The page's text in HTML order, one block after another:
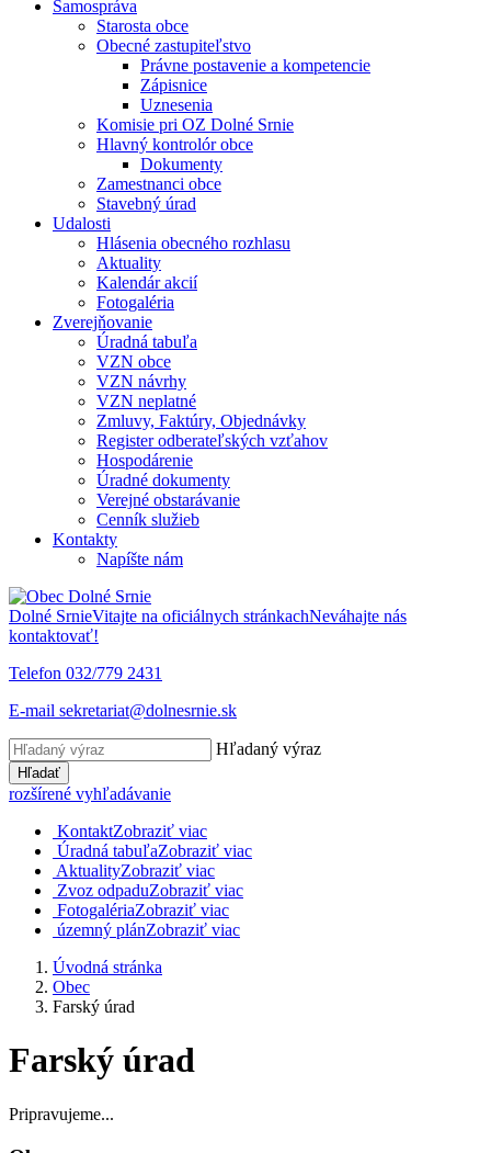
Samospráva
Starosta obce
Obecné zastupiteľstvo
Právne postavenie a kompetencie
Zápisnice
Uznesenia
Komisie pri OZ Dolné Srnie
Hlavný kontrolór obce
Dokumenty
Zamestnanci obce
Stavebný úrad
Udalosti
Hlásenia obecného rozhlasu
Aktuality
Kalendár akcií
Fotogaléria
Zverejňovanie
Úradná tabuľa
VZN obce
VZN návrhy
VZN neplatné
Zmluvy, Faktúry, Objednávky
Register odberateľských vzťahov
Hospodárenie
Úradné dokumenty
Verejné obstarávanie
Cenník služieb
Kontakty
Napíšte nám
Dolné SrnieVitajte na oficiálnych stránkachNeváhajte nás
kontaktovať!
Telefon 032/779 2431
E-mail sekretariat@dolnesrnie.sk
Hľadaný výraz
Hľadať
rozšírené vyhľadávanie
KontaktZobraziť viac
Úradná tabuľaZobraziť viac
AktualityZobraziť viac
Zvoz odpaduZobraziť viac
FotogalériaZobraziť viac
územný plánZobraziť viac
Úvodná stránka
Obec
Farský úrad
Farský úrad
Pripravujeme...